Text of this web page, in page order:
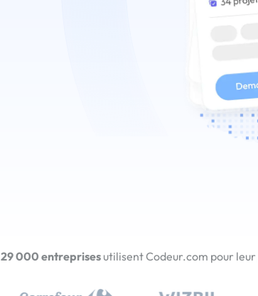
29 000 entreprisesutilisent Codeur.com pour